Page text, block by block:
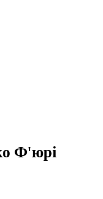
Ф'юрі